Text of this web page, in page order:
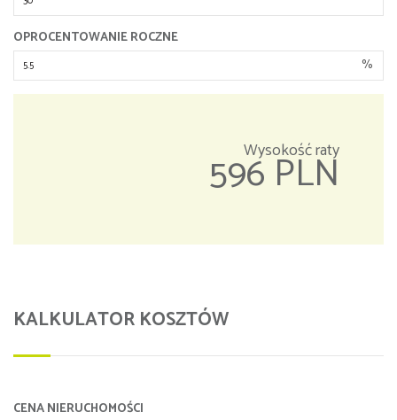
OPROCENTOWANIE ROCZNE
%
Wysokość raty
596 PLN
KALKULATOR KOSZTÓW
CENA NIERUCHOMOŚCI